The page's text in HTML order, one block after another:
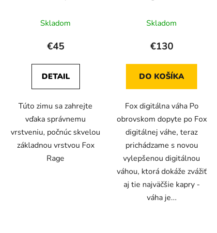
Skladom
€45
DETAIL
Túto zimu sa zahrejte
vďaka správnemu
vrstveniu, počnúc skvelou
základnou vrstvou Fox
Rage
Skladom
€130
DO KOŠÍKA
Fox digitálna váha Po
obrovskom dopyte po Fox
digitálnej váhe, teraz
prichádzame s novou
vylepšenou digitálnou
váhou, ktorá dokáže zvážiť
aj tie najväčšie kapry -
váha je...